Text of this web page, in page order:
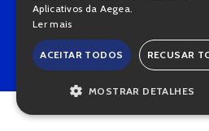
Copyright © 2022 • Todos
Aplicativos da Aegea.
Ler mais
ACEITAR TODOS RECUSAR
MOSTRAR DETALHES